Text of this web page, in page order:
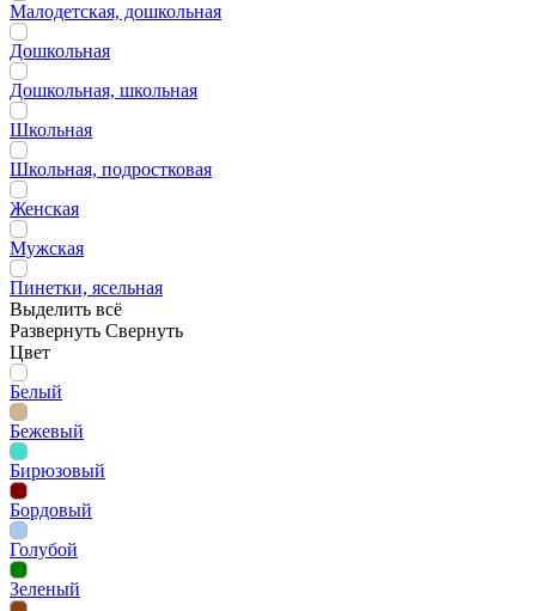
Малодетская, дошкольная
Дошкольная
Дошкольная, школьная
Школьная
Школьная, подростковая
Женская
Мужская
Пинетки, ясельная
Выделить всё
Развернуть Свернуть
Цвет
Белый
Бежевый
Бирюзовый
Бордовый
Голубой
Зеленый